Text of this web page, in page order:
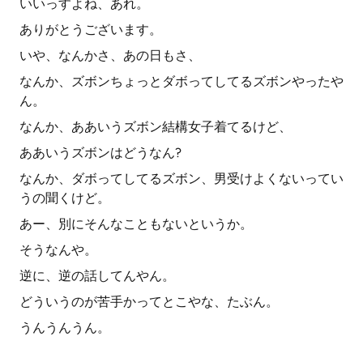
いいっすよね、あれ。
ありがとうございます。
いや、なんかさ、あの日もさ、
なんか、ズボンちょっとダボってしてるズボンやったや
ん。
なんか、ああいうズボン結構女子着てるけど、
ああいうズボンはどうなん?
なんか、ダボってしてるズボン、男受けよくないってい
うの聞くけど。
あー、別にそんなこともないというか。
そうなんや。
逆に、逆の話してんやん。
どういうのが苦手かってとこやな、たぶん。
うんうんうん。